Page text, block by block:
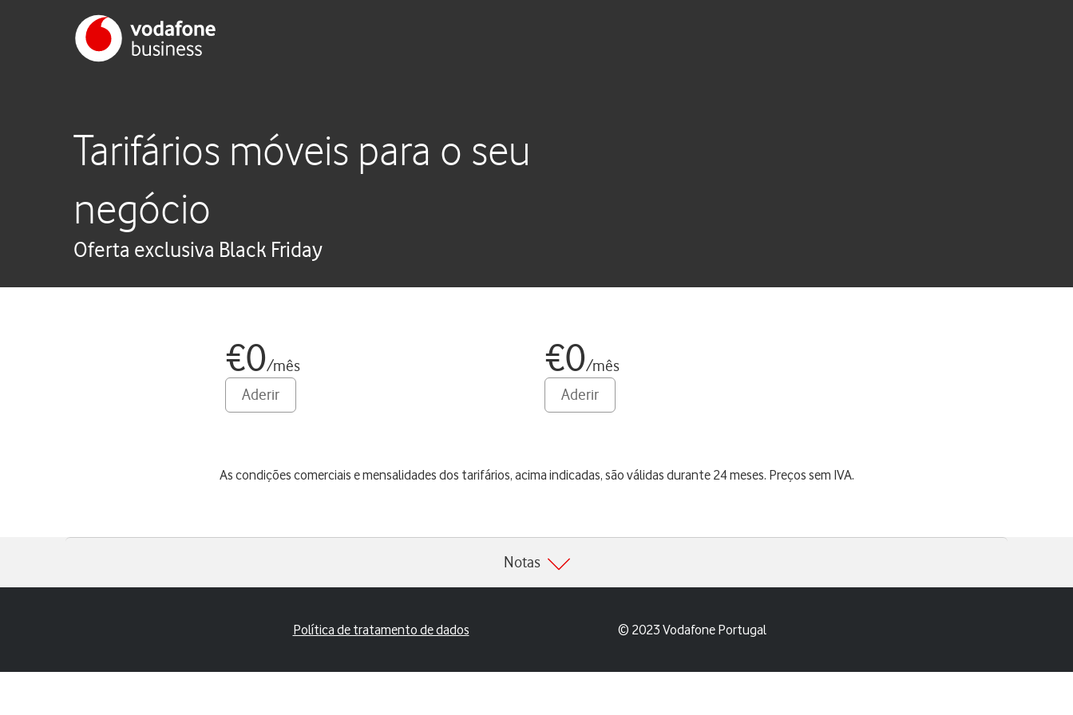
Tarifários móveis para o seu
negócio
Oferta exclusiva Black Friday
€0/mês
Aderir
€0/mês
Aderir
As condições comerciais e mensalidades dos tarifários, acima indicadas, são válidas durante 24 meses. Preços sem IVA.
Notas
Política de tratamento de dados © 2023 Vodafone Portugal